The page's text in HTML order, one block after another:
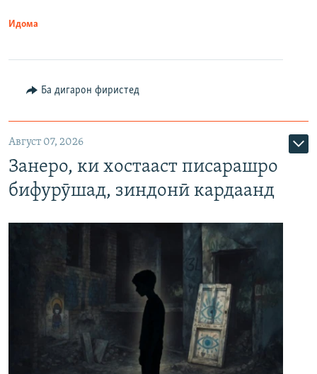
Идома
Ба дигарон фиристед
Август 07, 2026
Занеро, ки хостааст писарашро
бифурӯшад, зиндонӣ кардаанд